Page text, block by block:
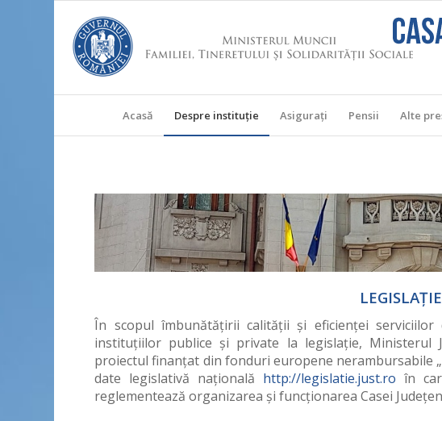
Acasă Despre instituţie Asigurați Pensii Alte
LEGISLAȚIE
În scopul îmbunătăţirii calităţii şi eficienţei
instituţiilor publice şi private la legislaţie, Ministerul
proiectul finanţat din fonduri europene nerambursabile
date legislativă naţională http://legislatie.just.ro în
reglementează organizarea și funcționarea Casei